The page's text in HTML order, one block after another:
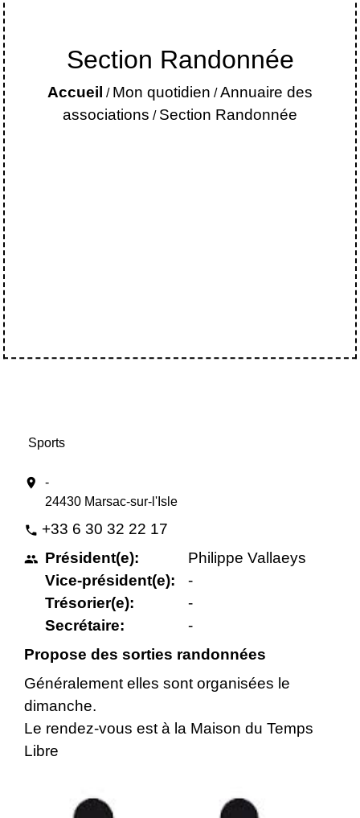
Section Randonnée
Accueil / Mon quotidien /Annuaire des
associations / Section Randonnée
Sports
location_on
-
24430 Marsac-sur-l'Isle
phone +33 6 30 32 22 17
people Président(e):
Vice-président(e):
Trésorier(e):
Secrétaire:
Philippe Vallaeys
-
-
-
Propose des sorties randonnées
Généralement elles sont organisées le
dimanche.
Le rendez-vous est à la Maison du Temps
Libre